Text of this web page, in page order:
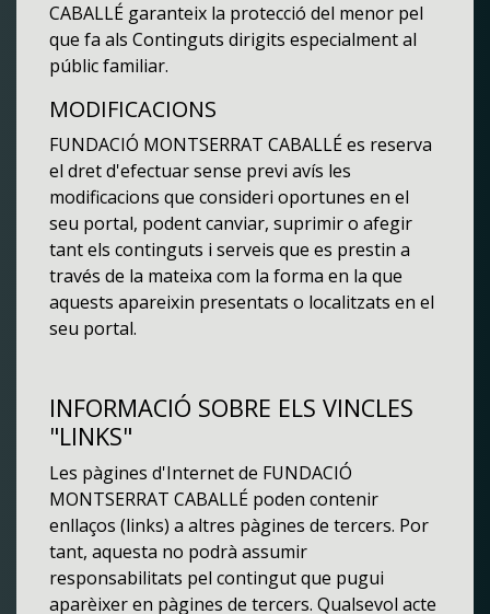
CABALLÉ garanteix la protecció del menor pel
que fa als Continguts dirigits especialment al
públic familiar.
MODIFICACIONS
FUNDACIÓ MONTSERRAT CABALLÉ es reserva
el dret d'efectuar sense previ avís les
modificacions que consideri oportunes en el
seu portal, podent canviar, suprimir o afegir
tant els continguts i serveis que es prestin a
través de la mateixa com la forma en la que
aquests apareixin presentats o localitzats en el
seu portal.
INFORMACIÓ SOBRE ELS VINCLES
"LINKS"
Les pàgines d'Internet de FUNDACIÓ
MONTSERRAT CABALLÉ poden contenir
enllaços (links) a altres pàgines de tercers. Por
tant, aquesta no podrà assumir
responsabilitats pel contingut que pugui
aparèixer en pàgines de tercers. Qualsevol acte